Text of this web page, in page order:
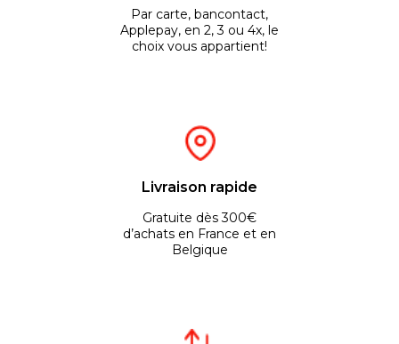
Par carte, bancontact,
Applepay, en 2, 3 ou 4x, le
choix vous appartient!
Livraison rapide
Gratuite dès 300€
d’achats en France et en
Belgique